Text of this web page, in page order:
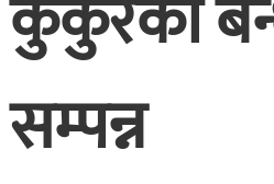
कुकुरको
सम्पन्न